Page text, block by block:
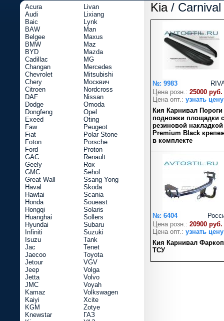
Kia/ Carnival
№: 9983
Цена розн.: 25000 руб.
Цена опт.: узнать цену
Кия Карнивал Пороги
подножки площадки с
резиновой накладкой
Premium Black
в комплекте
№: 6404
Цена розн.: 20900 руб.
Цена опт.: узнать цену
Кия Карнивал Фаркоп
ТСУ
Acura
Audi
Baic
BAW
Belgee
BMW
BYD
Cadillac
Changan
Chevrolet
Chery
Citroen
DAF
Dodge
Dongfeng
Exeed
Faw
Fiat
Foton
Ford
GAC
Geely
GMC
Great Wall
Haval
Hawtai
Honda
Hongqi
Huanghai
Hyundai
Infiniti
Isuzu
Jac
Jaecoo
Jetour
Jeep
Jetta
JMC
Kamaz
Kaiyi
KGM
Knewstar
Livan
Lixiang
Lynk
Man
Maxus
Maz
Mazda
MG
Mercedes
Mitsubishi
Москвич
Nordcross
Nissan
Omoda
Opel
Oting
Peugeot
Polar Stone
Porsche
Proton
Renault
Rox
Sehol
Ssang Yong
Skoda
Scania
Soueast
Solaris
Sollers
Subaru
Suzuki
Tank
Tenet
Toyota
VGV
Volga
Volvo
Voyah
Volkswagen
Xcite
Zotye
ГАЗ